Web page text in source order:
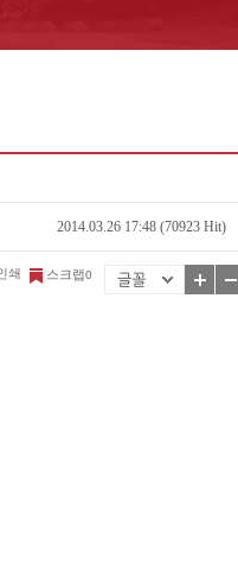
2014.03.26 17:48 (70923 Hit)
쇄 스크랩0